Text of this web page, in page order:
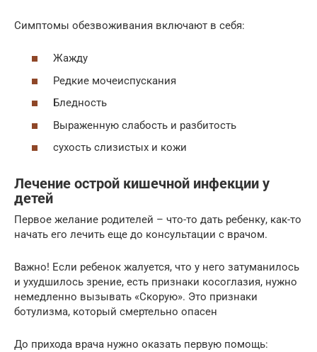
Симптомы обезвоживания включают в себя:
Жажду
Редкие мочеиспускания
Бледность
Выраженную слабость и разбитость
сухость слизистых и кожи
Лечение острой кишечной инфекции у
детей
Первое желание родителей – что-то дать ребенку, как-то
начать его лечить еще до консультации с врачом.
Важно! Если ребенок жалуется, что у него затуманилось
и ухудшилось зрение, есть признаки косоглазия, нужно
немедленно вызывать «Скорую». Это признаки
ботулизма, который смертельно опасен
До прихода врача нужно оказать первую помощь: